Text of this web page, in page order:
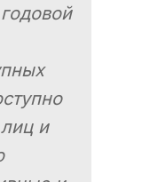
и